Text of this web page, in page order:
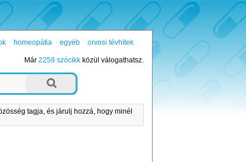
homeopátia egyéb
orvosi tévhitek
Már 2259 szócikkközül válogathatsz.
tagja, és járulj hozzá, hogy minél